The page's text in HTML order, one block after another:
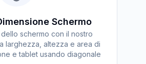
Schermo
schermo con il nostro
larghezza, altezza e area di
e tablet usando diagonale